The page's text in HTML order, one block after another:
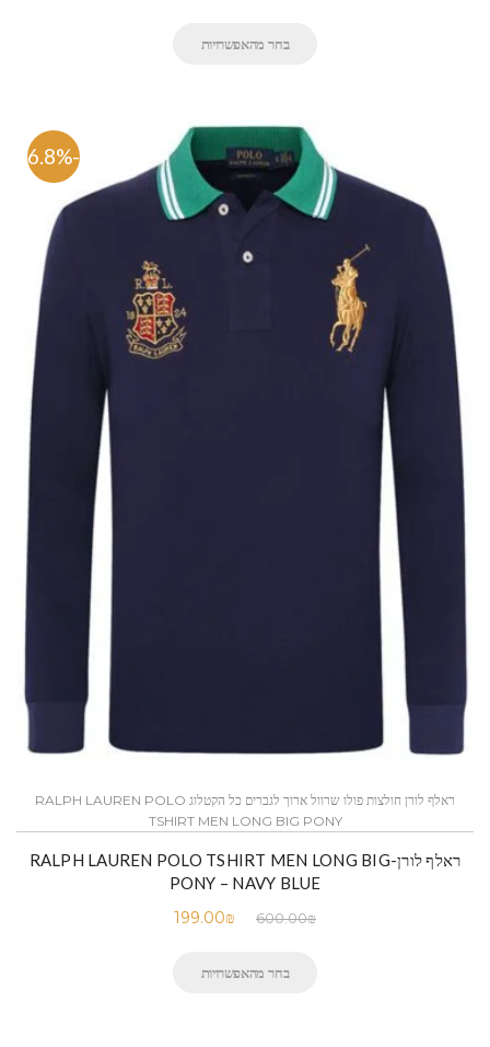
בחר מהאפשרויות
-66.8%
ראלף לורן חולצות פולו שרוול ארוך לגברים כל הקטלוג RALPH LAUREN POLO
TSHIRT MEN LONG BIG PONY
ראלף לורן-RALPH LAUREN POLO TSHIRT MEN LONG BIG
PONY – NAVY BLUE
600.00₪
199.00₪
בחר מהאפשרויות